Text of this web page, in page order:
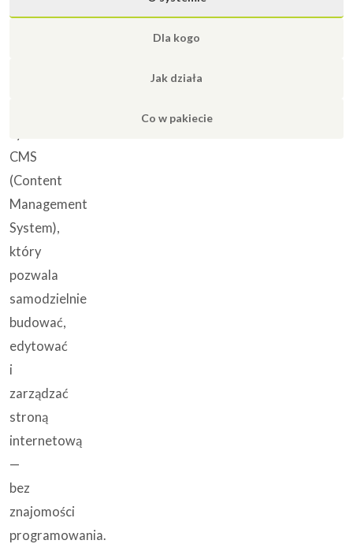
Dla kogo
Jak działa
Co w pakiecie
treścią
CMS
(Content
Management
System),
który
pozwala
samodzielnie
budować,
edytować
i
zarządzać
stroną
internetową
—
bez
znajomości
programowania.